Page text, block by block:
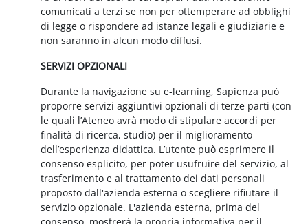
comunicati a terzi se non per ottemperare ad obblighi
di legge o rispondere ad istanze legali e giudiziarie e
non saranno in alcun modo diffusi.
SERVIZI OPZIONALI
Durante la navigazione su e-learning, Sapienza può
proporre servizi aggiuntivi opzionali di terze parti (con
le quali l’Ateneo avrà modo di stipulare accordi per
finalità di ricerca, studio) per il miglioramento
dell’esperienza didattica. L’utente può esprimere il
consenso esplicito, per poter usufruire del servizio, al
trasferimento e al trattamento dei dati personali
proposto dall'azienda esterna o scegliere rifiutare il
servizio opzionale. L'azienda esterna, prima del